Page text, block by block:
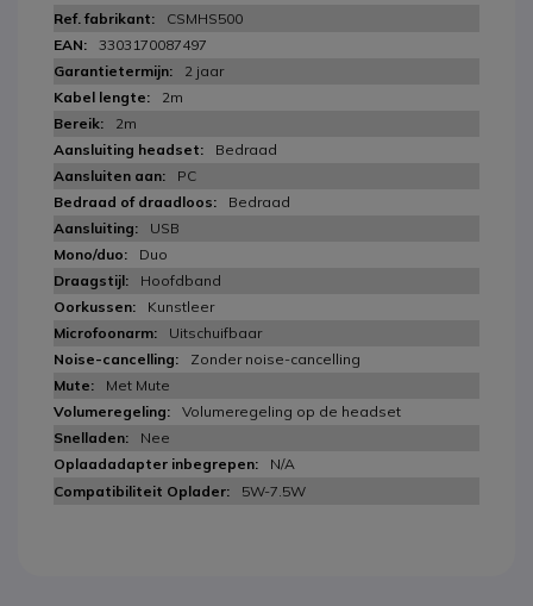
CSMHS500
3303170087497
2 jaar
2m
2m
Bedraad
PC
Bedraad
USB
Duo
Hoofdband
Kunstleer
Uitschuifbaar
Zonder noise-cancelling
Met Mute
Volumeregeling op de headset
Nee
N/A
5W-7.5W